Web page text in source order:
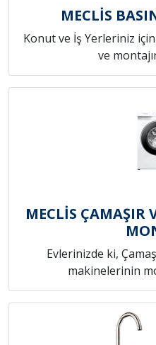
MECLİS
Konut ve İş Yerleriniz
ve
MECLİS ÇAMAŞIR
Evlerinizde ki,
makinelerinin